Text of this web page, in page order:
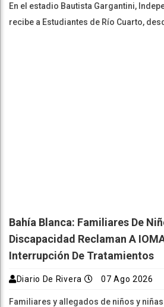
En el estadio Bautista Gargantini,
recibe a Estudiantes de Río Cuarto,
Bahía Blanca: Familiares De
Discapacidad Reclaman A
Interrupción De Tratamientos
Diario De Rivera 07 Ago 2026
Familiares y allegados de niños y